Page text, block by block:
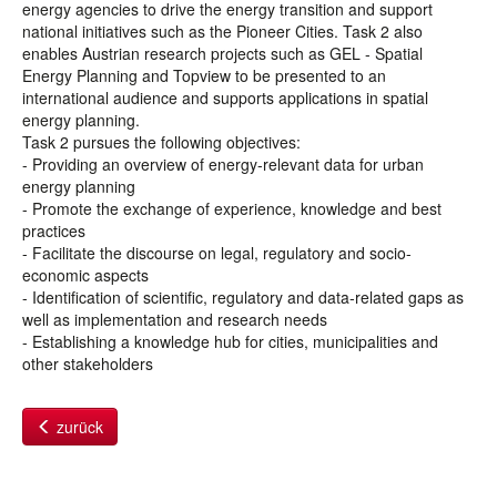
energy agencies to drive the energy transition and support
national initiatives such as the Pioneer Cities. Task 2 also
enables Austrian research projects such as GEL - Spatial
Energy Planning and Topview to be presented to an
international audience and supports applications in spatial
energy planning.
Task 2 pursues the following objectives:
- Providing an overview of energy-relevant data for urban
energy planning
- Promote the exchange of experience, knowledge and best
practices
- Facilitate the discourse on legal, regulatory and socio-
economic aspects
- Identification of scientific, regulatory and data-related gaps as
well as implementation and research needs
- Establishing a knowledge hub for cities, municipalities and
other stakeholders
zurück